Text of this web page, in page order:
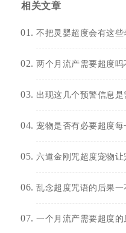
相关文章
不把灵婴超度会有这些
两个月流产需要超度
出现这几个预警信息
宠物是否有必要超度
六道金刚咒超度宠物
乱念超度咒语的后果
一个月流产需要超度的